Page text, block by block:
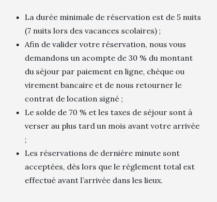
La durée minimale de réservation est de 5 nuits
(7 nuits lors des vacances scolaires) ;
Afin de valider votre réservation, nous vous
demandons un acompte de 30 % du montant
du séjour par paiement en ligne, chèque ou
virement bancaire et de nous retourner le
contrat de location signé ;
Le solde de 70 % et les taxes de séjour sont à
verser au plus tard un mois avant votre arrivée
;
Les réservations de dernière minute sont
acceptées, dès lors que le règlement total est
effectué avant l’arrivée dans les lieux.